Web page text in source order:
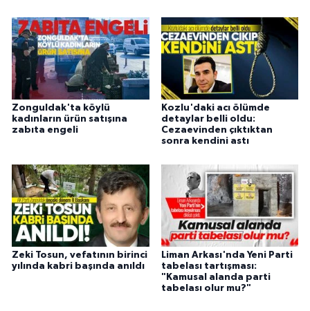
Zonguldak'ta köylü
kadınların ürün satışına
zabıta engeli
Kozlu'daki acı ölümde
detaylar belli oldu:
Cezaevinden çıktıktan
sonra kendini astı
Zeki Tosun, vefatının birinci
yılında kabri başında anıldı
Liman Arkası'nda Yeni Parti
tabelası tartışması:
"Kamusal alanda parti
tabelası olur mu?"